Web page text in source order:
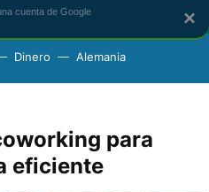
Dinero Alemania
para
eficiente
×
cuenta de Google